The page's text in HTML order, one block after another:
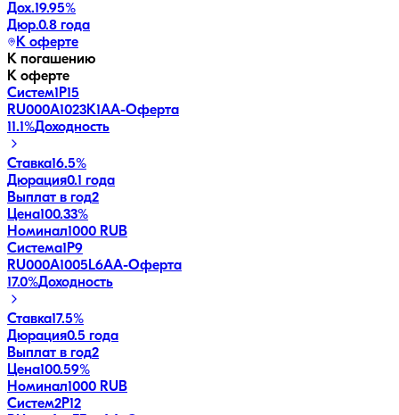
Дох.19.95%
Дюр.0.8 года
К оферте
К погашению
К оферте
Систем1P15
RU000A1023K1AA-Оферта
11.1%Доходность
Ставка16.5%
Дюрация0.1 года
Выплат в год2
Цена100.33%
Номинал1000 RUB
Система1P9
RU000A1005L6AA-Оферта
17.0%Доходность
Ставка17.5%
Дюрация0.5 года
Выплат в год2
Цена100.59%
Номинал1000 RUB
Систем2P12